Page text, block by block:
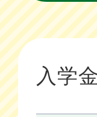
入学